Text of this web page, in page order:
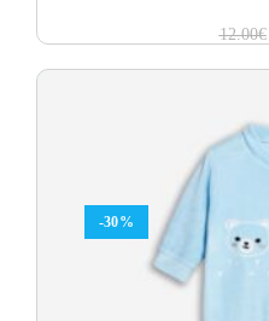
12.00€
-30%